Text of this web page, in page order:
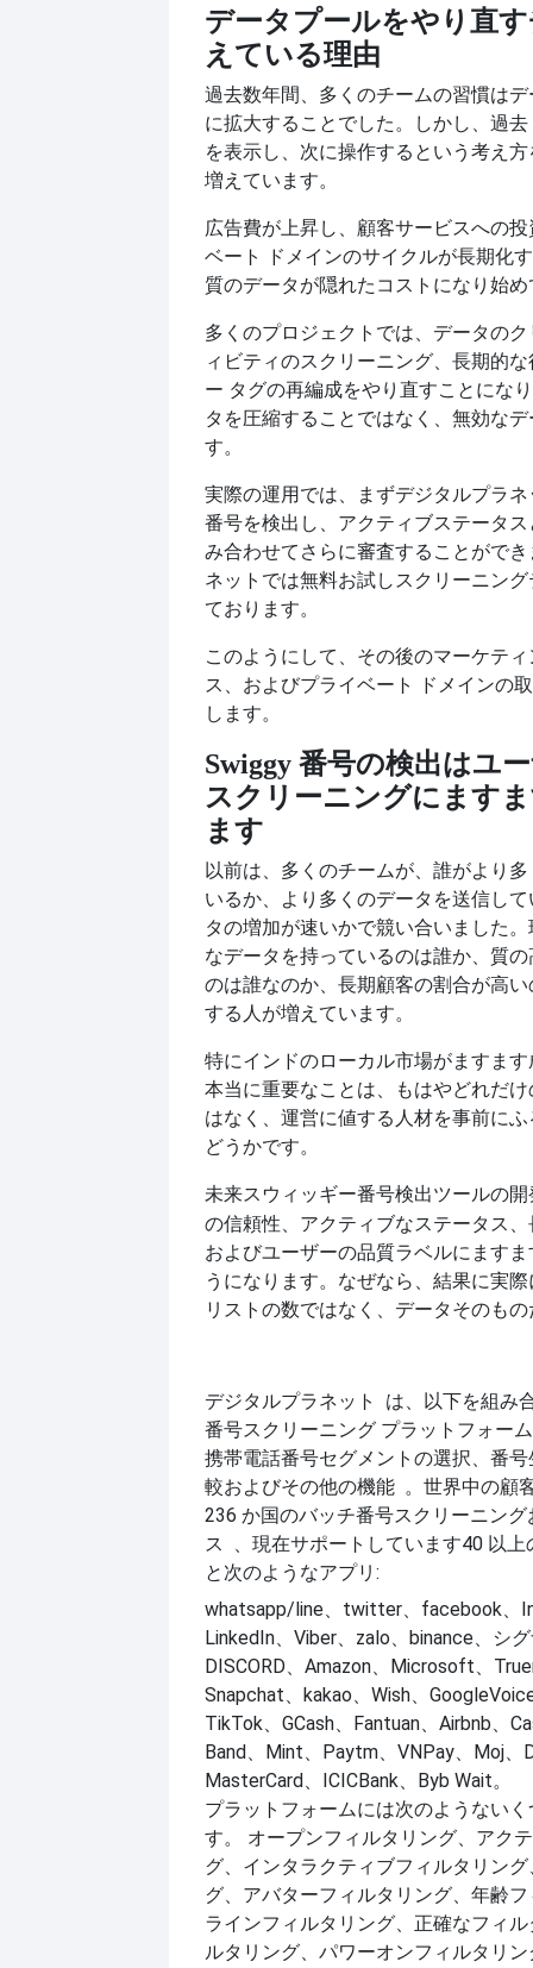
データプールをやり直
えている理由
過去数年間、多くのチームの習慣は
に拡大することでした。しかし、過
を表示し、次に操作するという考え
増えています。
広告費が上昇し、顧客サービスへの
ベート ドメインのサイクルが長期化
質のデータが隠れたコストになり始
多くのプロジェクトでは、データの
ィビティのスクリーニング、長期的
ー タグの再編成をやり直すことにな
タを圧縮することではなく、無効な
す。
実際の運用では、まずデジタルプラ
番号を検出し、アクティブステータ
み合わせてさらに審査することがで
ネットでは無料お試しスクリーニン
ております。
このようにして、その後のマーケテ
ス、およびプライベート ドメインの
します。
Swiggy 番号の検出はユ
スクリーニングにます
ます
以前は、多くのチームが、誰がより
いるか、より多くのデータを送信し
タの増加が速いかで競い合いました
なデータを持っているのは誰か、質
のは誰なのか、長期顧客の割合が高
する人が増えています。
特にインドのローカル市場がますま
本当に重要なことは、もはやどれだ
はなく、運営に値する人材を事前に
どうかです。
未来スウィッギー番号検出ツールの
の信頼性、アクティブなステータス
およびユーザーの品質ラベルにます
うになります。なぜなら、結果に実
リストの数ではなく、データそのも
デジタルプラネット
は、以下を組み
番号スクリーニング プラットフォー
携帯電話番号セグメントの選択、番
較およびその他の機能 。世界中の顧
236 か国のバッチ番号スクリーニン
ス
、現在サポートしています40 以上
と次のようなアプリ:
whatsapp/line、twitter、facebook、
LinkedIn、Viber、zalo、binance、シ
DISCORD、Amazon、Microsoft、
Snapchat、kakao、Wish、
TikTok、GCash、Fantuan、Airbnb、
Band、Mint、Paytm、VNPay、Moj、
MasterCard、ICICBank、Byb Wait。
プラットフォームには次のようない
す。
オープンフィルタリング、アク
グ、インタラクティブフィルタリン
グ、アバターフィルタリング、年齢
ラインフィルタリング、正確なフィ
ルタリング、パワーオンフィルタリ